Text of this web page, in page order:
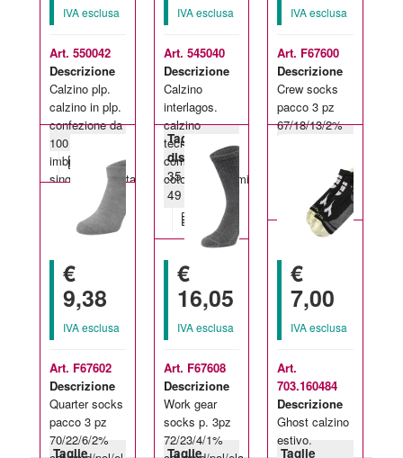
IVA esclusa
Art. 550042
Descrizione
Calzino plp.
calzino in plp.
confezione da
100 paia
imbustate
singolarmente.tagl
IVA esclusa
Art. 545040
Descrizione
Calzino
interlagos.
calzino
tecnico
composto in
cotone/poliammide/elastane.
Taglie
disponibili:
35-38-47-
49
IVA esclusa
Art. F67600
Descrizione
Crew socks
pacco 3 pz
67/18/13/2%
€
9,38
IVA esclusa
Art. F67602
Descrizione
Quarter socks
pacco 3 pz
70/22/6/2%
Taglie
€
16,05
IVA esclusa
Art. F67608
Descrizione
Work gear
socks p. 3pz
72/23/4/1%
Taglie
€
7,00
IVA esclusa
Art.
703.160484
Descrizione
Ghost calzino
estivo.
Taglie